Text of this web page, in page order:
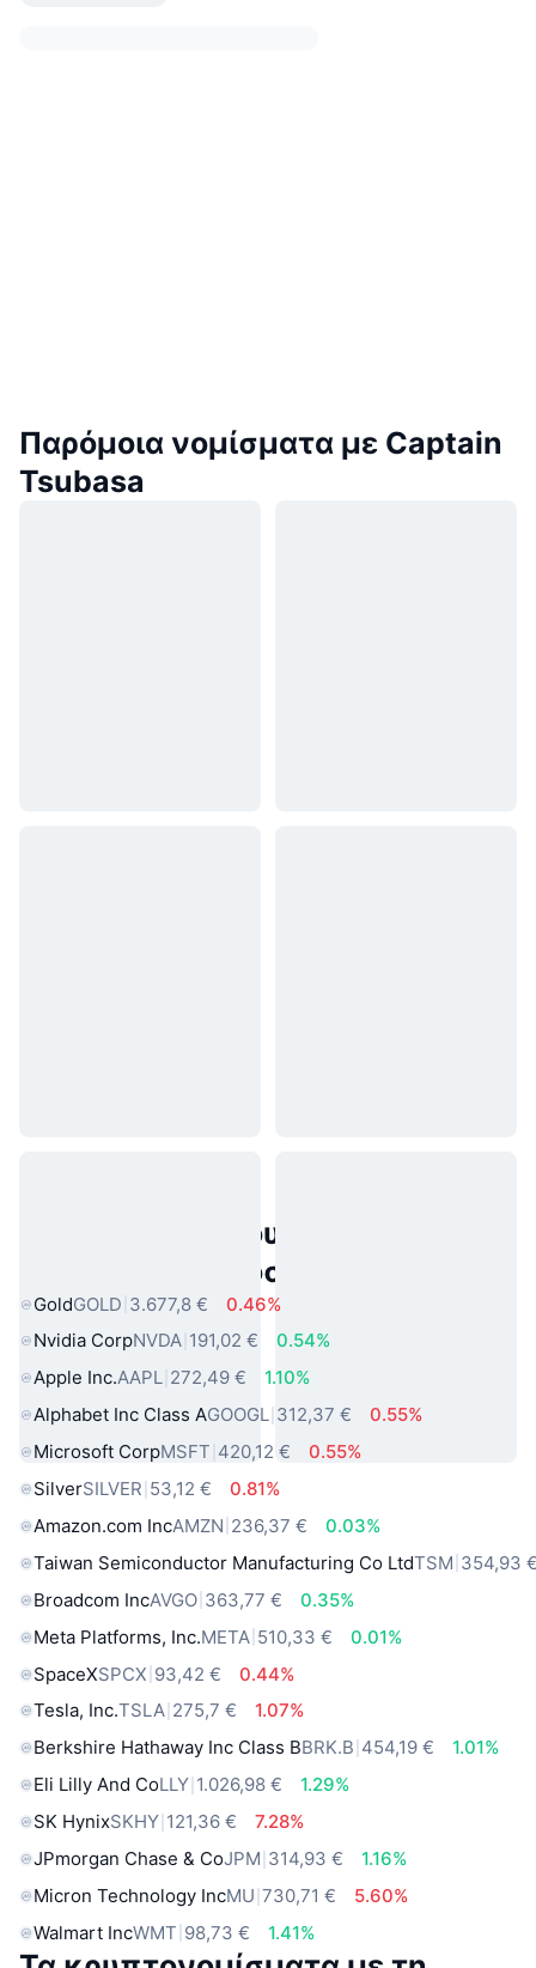
Παρόμοια νομίσματα με Captain
Tsubasa
Δημοφιλή περιουσιακά στοιχεία
πραγματικού κόσμου
GoldGOLD 3.677,8 €
0.46%
Nvidia CorpNVDA 191,02 €
0.54%
Apple Inc.AAPL 272,49 €
1.10%
Alphabet Inc Class AGOOGL 312,37 €
0.55%
Microsoft CorpMSFT 420,12 €
0.55%
SilverSILVER 53,12 €
0.81%
Amazon.com IncAMZN 236,37 €
0.03%
Taiwan Semiconductor Manufacturing Co LtdTSM 354,93
Broadcom IncAVGO 363,77 €
0.35%
Meta Platforms, Inc.META 510,33 €
0.01%
SpaceXSPCX 93,42 €
0.44%
Tesla, Inc.TSLA 275,7 €
1.07%
Berkshire Hathaway Inc Class BBRK.B 454,19 €
1.01%
Eli Lilly And CoLLY 1.026,98 €
1.29%
SK HynixSKHY 121,36 €
7.28%
JPmorgan Chase & CoJPM 314,93 €
1.16%
Micron Technology IncMU 730,71 €
5.60%
Walmart IncWMT 98,73 € 1.41%